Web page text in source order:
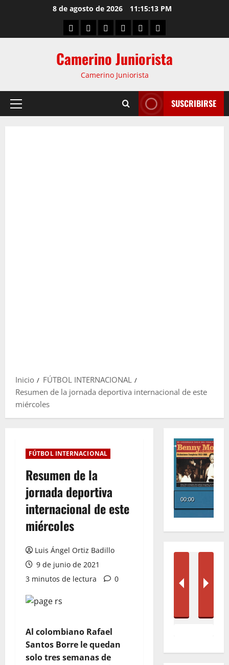
8 de agosto de 2026 11:15:14 PM
Camerino Juniorista
Camerino Juniorista
SUSCRIBIRSE
Inicio
FÚTBOL INTERNACIONAL
Resumen de la jornada deportiva internacional de este
miércoles
FÚTBOL INTERNACIONAL
Resumen de la
jornada deportiva
internacional de este
miércoles
Luis Ángel Ortiz Badillo
9 de junio de 2021
3 minutos de lectura
0
Al colombiano Rafael
Santos Borre le quedan
solo tres semanas de